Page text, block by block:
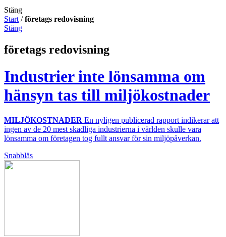
Stäng
Start /företags redovisning
Stäng
företags redovisning
Industrier inte lönsamma om
hänsyn tas till miljökostnader
MILJÖKOSTNADER En nyligen publicerad rapport indikerar att
ingen av de 20 mest skadliga industrierna i världen skulle vara
lönsamma om företagen tog fullt ansvar för sin miljöpåverkan.
Snabbläs